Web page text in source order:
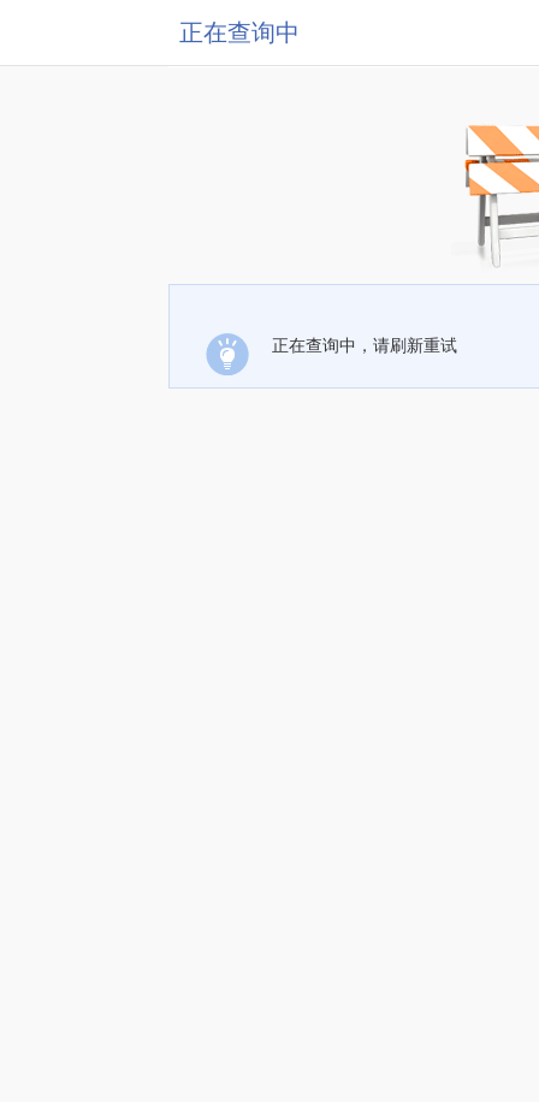
正在查询中
正在查询中，请刷新重试